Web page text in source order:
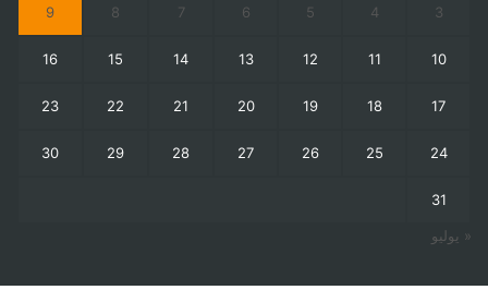
3
4
5
6
7
8
9
10
11
12
13
14
15
16
17
18
19
20
21
22
23
24
25
26
27
28
29
30
31
« يوليو